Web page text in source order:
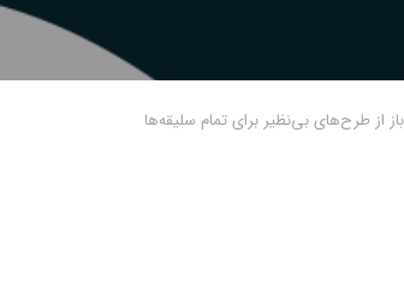
از طرح‌های بی‌نظیر برای تمام سلیقه‌ها